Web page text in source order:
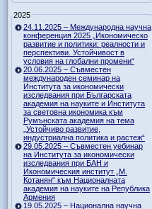
2025
24.11.2025 – Международна научна
конференция 2025 „Икономическо
развитие и политики: реалности и
перспективи. Устойчивост в
условия на глобални промени“
20.06.2025 – Съвместен
международен семинар на
Института за икономически
изследвания при Българската
академия на науките и Института
за световна икономика към
Румънската академия на тема
„Устойчиво развитие,
индустриална политика и растеж“
29.05.2025 – Съвместен уебинар
на Института за икономически
изследвания при БАН и
Икономическия институт „М.
Котанян“ към Националната
академия на науките на Република
Армения
19.05.2025 – Национална научна